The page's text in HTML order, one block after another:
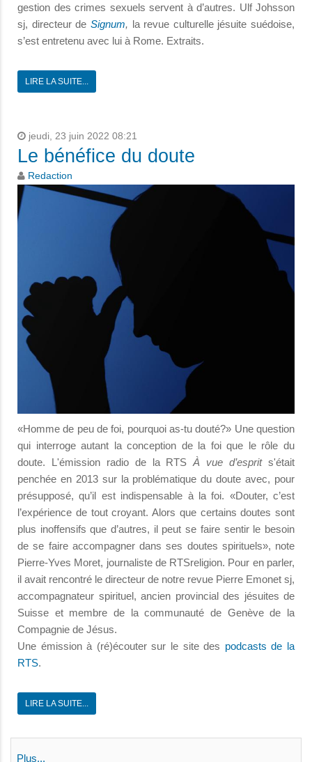
gestion des crimes sexuels servent à d’autres. Ulf Johsson
sj, directeur de Signum, la revue culturelle jésuite suédoise,
s’est entretenu avec lui à Rome. Extraits.
LIRE LA SUITE...
jeudi, 23 juin 2022 08:21
Le bénéfice du doute
Redaction
«Homme de peu de foi, pourquoi as-tu douté?» Une question
qui interroge autant la conception de la foi que le rôle du
doute. L'émission radio de la RTSÀ vue d’esprits'était
penchée en 2013 sur la problématique du doute avec, pour
présupposé, qu’il est indispensable à la foi. «Douter, c’est
l’expérience de tout croyant. Alors que certains doutes sont
plus inoffensifs que d’autres, il peut se faire sentir le besoin
de se faire accompagner dans ses doutes spirituels», note
Pierre-Yves Moret, journaliste de RTSreligion. Pour en parler,
il avait rencontré le directeur de notre revue Pierre Emonet sj,
accompagnateur spirituel, ancien provincial des jésuites de
Suisse et membre de la communauté de Genève de la
Compagnie de Jésus.
Une émission à (ré)écouter sur le site des podcasts de la
RTS.
LIRE LA SUITE...
Plus...